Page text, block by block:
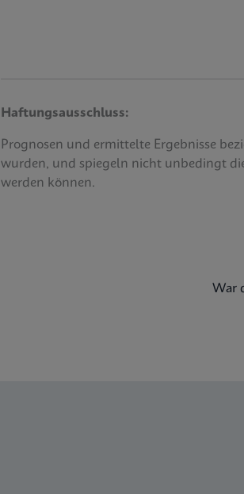
Haftungsausschluss:
Prognosen und ermittelte Ergebnisse
wurden, und spiegeln nicht unbedingt
werden können.
War